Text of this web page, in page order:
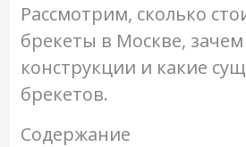
Рассмотрим, сколько
брекеты в Москве,
конструкции и какие
брекетов.
Содержание